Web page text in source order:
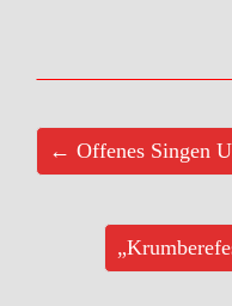
← Offenes Singen